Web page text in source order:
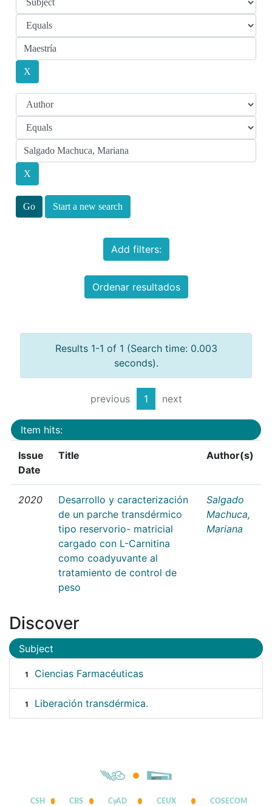
Start a new search
Add filters:
Ordenar resultados
Results 1-1 of 1 (Search time: 0.003
seconds).
previous 1 next
Item hits:
Issue
Date
Title Author(s)
2020
Desarrollo y caracterización
de un parche transdérmico
tipo reservorio- matricial
cargado con L-Carnitina
como coadyuvante al
tratamiento de control de
peso
Salgado
Machuca,
Mariana
Discover
Subject
1 Ciencias Farmacéuticas
1 Liberación transdérmica.
CSH CBS CyAD CEUX COSECOM